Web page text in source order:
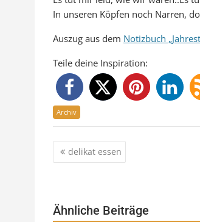
In unseren Köpfen noch Narren,
Auszug aus dem Notizbuch
Teile deine Inspiration:
Archiv
Beitragsnavigation
delikat essen
Ähnliche Beiträge